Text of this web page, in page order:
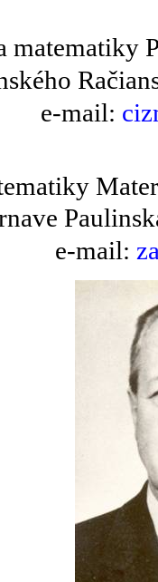
matematiky
e-mail:
e-mail: